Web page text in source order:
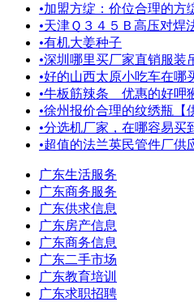
•加盟方绽：价位合理的方
•天津Ｑ３４５Ｂ高压对
•有机大姜种子
•深圳哪里买厂家直销服装
•好的山西太原小吃车在
•牛板筋辣条＿优惠的好呷
•徐州报价合理的纹绣瓶【
•分选机厂家，在哪容易买
•超值的法兰英民管件厂供
广东生活服务
广东商务服务
广东供求信息
广东房产信息
广东商务信息
广东二手市场
广东教育培训
广东求职招聘